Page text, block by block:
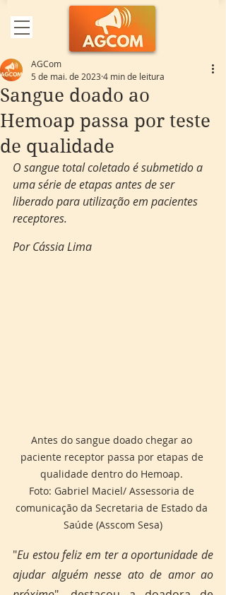
Sangue doado ao
Hemoap passa por teste
de qualidade
AGCom
5 de mai. de 2023 4 min de leitura
O sangue total coletado é submetido a
uma série de etapas antes de ser
liberado para utilização em pacientes
receptores.
Por Cássia Lima
Antes do sangue doado chegar ao
paciente receptor passa por etapas de
qualidade dentro do Hemoap.
Foto: Gabriel Maciel/ Assessoria de
comunicação da Secretaria de Estado da
Saúde (Asscom Sesa)
"Eu estou feliz em ter a oportunidade de
ajudar alguém nesse ato de amor ao